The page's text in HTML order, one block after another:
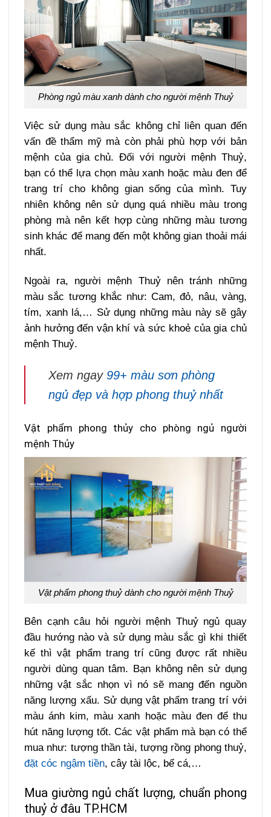
Phòng ngủ màu xanh dành cho người mệnh Thuỷ
Việc sử dụng màu sắc không chỉ liên quan đến
vấn đề thẩm mỹ mà còn phải phù hợp với bản
mệnh của gia chủ. Đối với người mệnh Thuỷ,
bạn có thể lựa chọn màu xanh hoặc màu đen để
trang trí cho không gian sống của mình. Tuy
nhiên không nên sử dụng quá nhiều màu trong
phòng mà nên kết hợp cùng những màu tương
sinh khác để mang đến một không gian thoải mái
nhất.
Ngoài ra, người mệnh Thuỷ nên tránh những
màu sắc tương khắc như: Cam, đỏ, nâu, vàng,
tím, xanh lá,… Sử dụng những màu này sẽ gây
ảnh hưởng đến vận khí và sức khoẻ của gia chủ
mệnh Thuỷ.
Xem ngay 99+ màu sơn phòng
ngủ đẹp và hợp phong thuỷ nhất
Vật phẩm phong thủy cho phòng ngủ người
mệnh Thủy
Vật phẩm phong thuỷ dành cho người mệnh Thuỷ
Bên cạnh câu hỏi người mệnh Thuỷ ngủ quay
đầu hướng nào và sử dụng màu sắc gì khi thiết
kế thì vật phẩm trang trí cũng được rất nhiều
người dùng quan tâm. Bạn không nên sử dụng
những vật sắc nhọn vì nó sẽ mang đến nguồn
năng lượng xấu. Sử dụng vật phẩm trang trí với
màu ánh kim, màu xanh hoặc màu đen để thu
hút năng lượng tốt. Các vật phẩm mà bạn có thể
mua như: tượng thần tài, tượng rồng phong thuỷ,
đặt cóc ngậm tiền, cây tài lộc, bể cá,…
Mua giường ngủ chất lượng, chuẩn phong
thuỷ ở đâu TP.HCM